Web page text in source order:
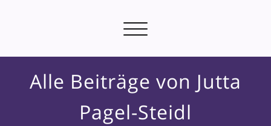
Schalte
Alle Beiträge von Jutta
Pagel-Steidl